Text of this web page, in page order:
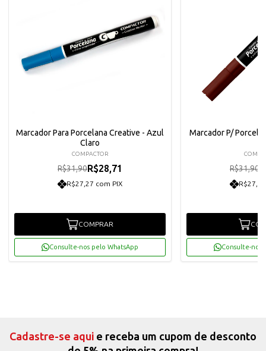
Marcador Para Porcelana Creative - Azul
Claro
COMPACTOR
R$31,90R$28,71
R$27,27 com PIX
COMPRAR
Consulte-nos pelo WhatsApp
Marcador P/
R$31,90
Consulte-nos
Cadastre-se aqui e receba um cupom de desconto